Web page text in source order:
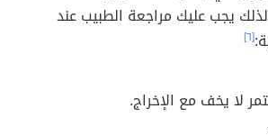
يجب عليك مراجعة الطبيب عند
[٦]
لا يخف مع الإخراج.